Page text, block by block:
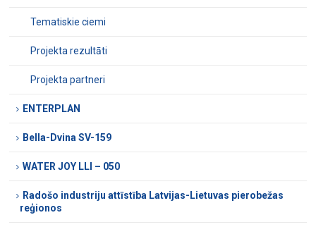
Tematiskie ciemi
Projekta rezultāti
Projekta partneri
ENTERPLAN
Bella-Dvina SV-159
WATER JOY LLI – 050
Radošo industriju attīstība Latvijas-Lietuvas pierobežas
reģionos